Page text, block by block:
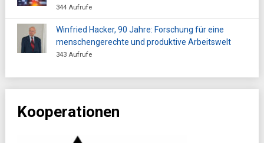
344 Aufrufe
Winfried Hacker, 90 Jahre: Forschung für eine
menschengerechte und produktive Arbeitswelt
343 Aufrufe
Kooperationen